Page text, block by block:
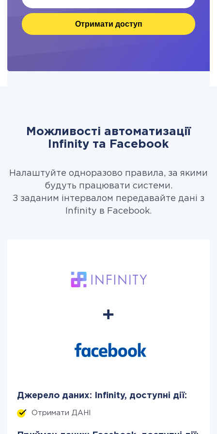
Отримати доступ
Можливості автоматизації
Infinity та Facebook
Налаштуйте одноразово правила, за якими
будуть працювати системи.
З заданим інтервалом передавайте дані з
Infinity в Facebook.
Джерело даних: Infinity, доступні дії:
Отримати ДАНІ